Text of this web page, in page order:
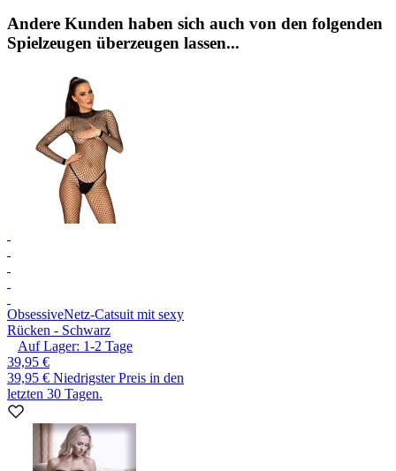
Andere Kunden haben sich auch von den folgenden
Spielzeugen überzeugen lassen...
ObsessiveNetz-Catsuit mit sexy
Rücken - Schwarz
Auf Lager: 1-2 Tage
39,95 €
39,95 € Niedrigster Preis in den
letzten 30 Tagen.